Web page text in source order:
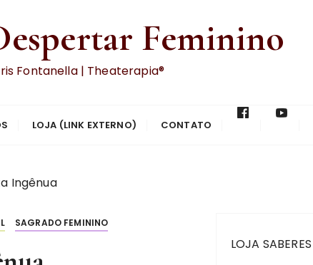
Feminino
Fontanella | Theaterapia®
LOJA (LINK EXTERNO) CONTATO
Ingênua
SAGRADO FEMININO
LOJA